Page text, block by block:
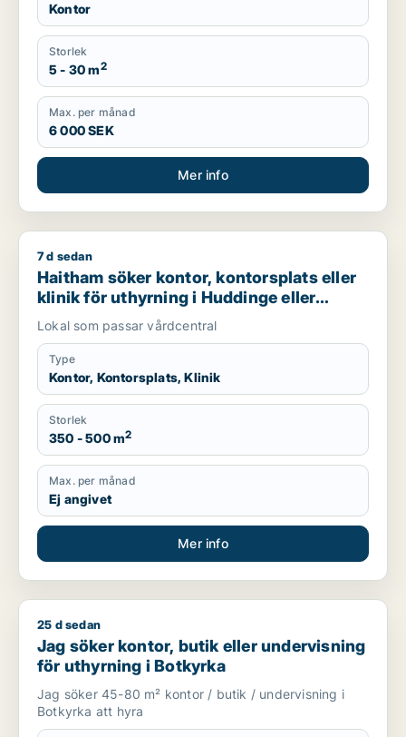
Kontor
Storlek
5 - 30 m2
Max. per månad
6 000 SEK
Mer info
Haitham söker kontor, kontorsplats eller klinik för uthyrning
7 d sedan
Haitham söker kontor, kontorsplats eller
klinik för uthyrning i Huddinge eller
Botkyrka
Lokal som passar vårdcentral
Type
Kontor, Kontorsplats, Klinik
Storlek
350 - 500 m2
Max. per månad
Ej angivet
Mer info
Jag söker kontor, butik eller undervisning för uthyrning i
25 d sedan
Jag söker kontor, butik eller undervisning
för uthyrning i Botkyrka
Jag söker 45-80 m² kontor / butik / undervisning i
Botkyrka att hyra